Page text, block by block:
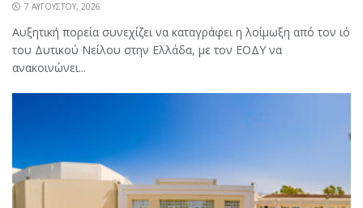
7 ΑΥΓΟΎΣΤΟΥ, 2026
Αυξητική πορεία συνεχίζει να καταγράφει η λοίμωξη από τον ιό
του Δυτικού Νείλου στην Ελλάδα, με τον ΕΟΔΥ να
ανακοινώνει...